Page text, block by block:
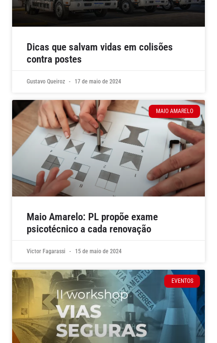
Dicas que salvam vidas em colisões
contra postes
Gustavo Queiroz 17 de maio de 2024
MAIO AMARELO
Maio Amarelo: PL propõe exame
psicotécnico a cada renovação
Victor Fagarassi 15 de maio de 2024
EVENTOS